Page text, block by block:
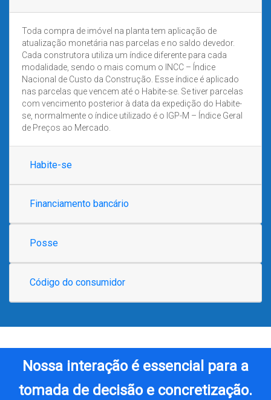
Toda compra de imóvel na planta tem aplicação de
atualização monetária nas parcelas e no saldo devedor.
Cada construtora utiliza um índice diferente para cada
modalidade, sendo o mais comum o INCC – Índice
Nacional de Custo da Construção. Esse índice é aplicado
nas parcelas que vencem até o Habite-se. Se tiver parcelas
com vencimento posterior à data da expedição do Habite-
se, normalmente o índice utilizado é o IGP-M – Índice Geral
de Preços ao Mercado.
Habite-se
Financiamento bancário
Posse
Código do consumidor
Nossa interação é essencial para a
tomada de decisão e concretização.